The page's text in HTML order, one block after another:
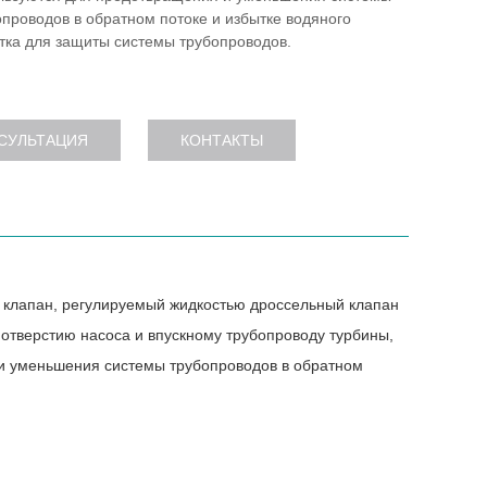
в обратном потоке и избытке водяного
для защиты системы трубопроводов.
КОНТАКТЫ
регулируемый жидкостью дроссельный клапан
насоса и впускному трубопроводу турбины,
уменьшения системы трубопроводов в обратном